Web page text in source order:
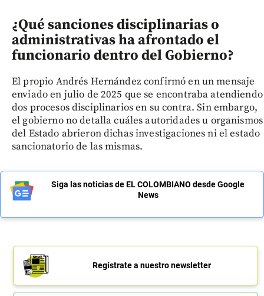
¿Qué sanciones disciplinarias o
administrativas ha afrontado el
funcionario dentro del Gobierno?
El propio Andrés Hernández confirmó en un mensaje
enviado en julio de 2025 que se encontraba atendiendo
dos procesos disciplinarios en su contra. Sin embargo,
el gobierno no detalla cuáles autoridades u organismos
del Estado abrieron dichas investigaciones ni el estado
sancionatorio de las mismas.
Siga las noticias de EL COLOMBIANO desde Google
News
Regístrate a nuestro newsletter